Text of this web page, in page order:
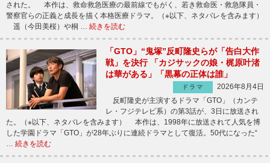
された。 本作は、救命救急医療の最前線でもがく、若き救命医・救急隊員・
警察官らの正義と成長を描く本格医療ドラマ。（※以下、ネタバレを含みます）
遥（今田美桜）や桐 … 続きを読む
「GTO」“鬼塚”反町隆史らが「告白大作
戦」を決行 「カジサックの娘・梶原叶渚
は華がある」「黒幕の正体は誰」
ドラマ
2026年8月4日
反町隆史が主演するドラマ「GTO」（カンテ
レ・フジテレビ系）の第3話が、3日に放送され
た。（※以下、ネタバレを含みます） 本作は、1998年に放送されて人気を博
した学園ドラマ「GTO」が28年ぶりに連続ドラマとして復活。50代になった“
… 続きを読む